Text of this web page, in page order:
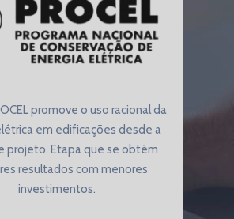
promove o uso racional da
em edificações desde a
projeto. Etapa que se obtém
resultados com menores
investimentos.